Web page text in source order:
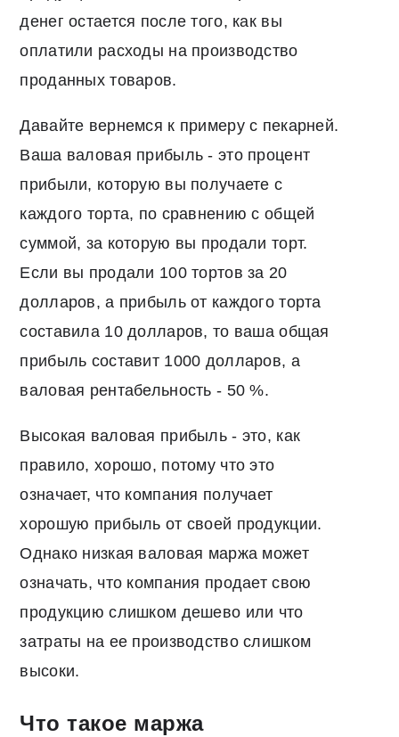
денег остается после того, как вы
оплатили расходы на производство
проданных товаров.
Давайте вернемся к примеру с пекарней.
Ваша валовая прибыль - это процент
прибыли, которую вы получаете с
каждого торта, по сравнению с общей
суммой, за которую вы продали торт.
Если вы продали 100 тортов за 20
долларов, а прибыль от каждого торта
составила 10 долларов, то ваша общая
прибыль составит 1000 долларов, а
валовая рентабельность - 50 %.
Высокая валовая прибыль - это, как
правило, хорошо, потому что это
означает, что компания получает
хорошую прибыль от своей продукции.
Однако низкая валовая маржа может
означать, что компания продает свою
продукцию слишком дешево или что
затраты на ее производство слишком
высоки.
Что такое маржа